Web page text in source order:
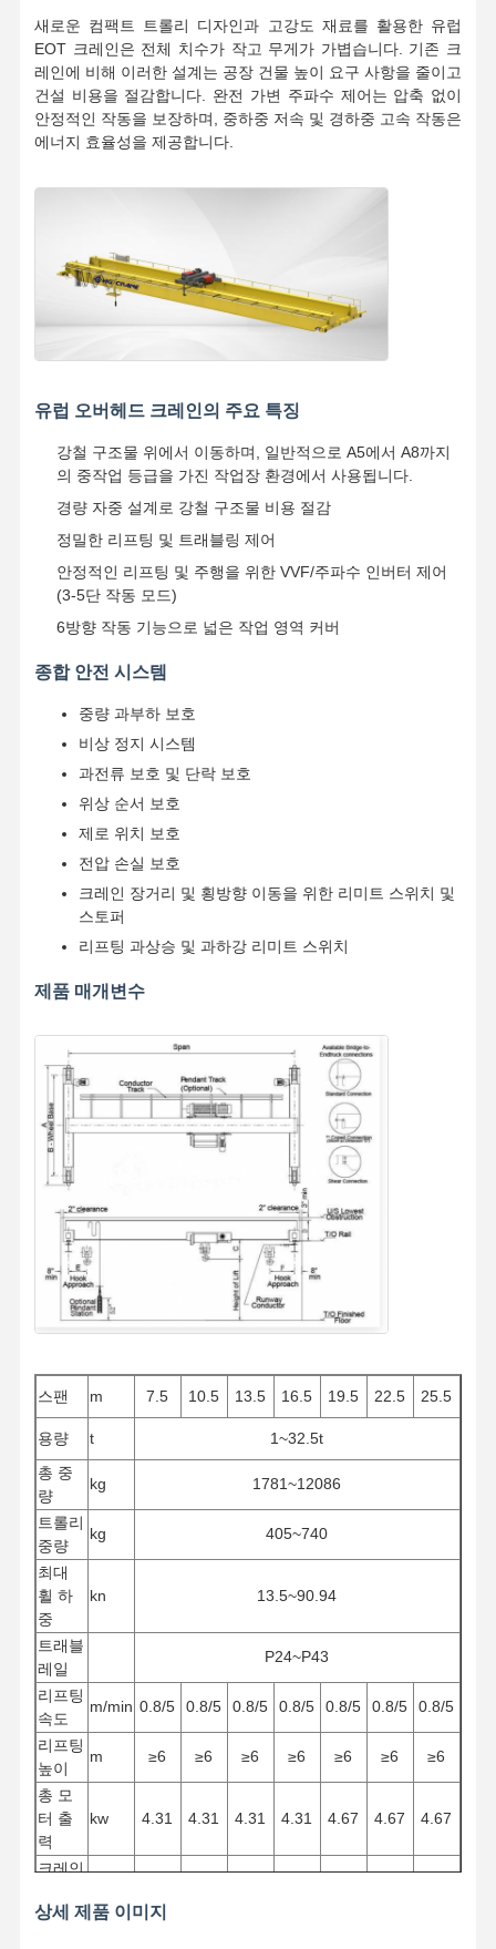
새로운 컴팩트 트롤리 디자인과 고강도 재료를 활용한 유럽
EOT 크레인은 전체 치수가 작고 무게가 가볍습니다. 기존 크
레인에 비해 이러한 설계는 공장 건물 높이 요구 사항을 줄이고
건설 비용을 절감합니다. 완전 가변 주파수 제어는 압축 없이
안정적인 작동을 보장하며, 중하중 저속 및 경하중 고속 작동은
에너지 효율성을 제공합니다.
유럽 오버헤드 크레인의 주요 특징
강철 구조물 위에서 이동하며, 일반적으로 A5에서 A8까지
의 중작업 등급을 가진 작업장 환경에서 사용됩니다.
경량 자중 설계로 강철 구조물 비용 절감
정밀한 리프팅 및 트래블링 제어
안정적인 리프팅 및 주행을 위한 VVF/주파수 인버터 제어
(3-5단 작동 모드)
6방향 작동 기능으로 넓은 작업 영역 커버
종합 안전 시스템
중량 과부하 보호
비상 정지 시스템
과전류 보호 및 단락 보호
위상 순서 보호
제로 위치 보호
전압 손실 보호
크레인 장거리 및 횡방향 이동을 위한 리미트 스위치 및
스토퍼
리프팅 과상승 및 과하강 리미트 스위치
제품 매개변수
스팬 m 7.5 10.5 13.5 16.5 19.5 22.5 25.5
용량 t
1~32.5t
총 중
량
kg 1781~12086
트롤리
중량
kg 405~740
최대
휠 하
중
kn 13.5~90.94
트래블
레일
P24~P43
리프팅
속도
m/min 0.8/5 0.8/5 0.8/5 0.8/5 0.8/5 0.8/5 0.8/5
리프팅
높이
m ≥6 ≥6 ≥6 ≥6 ≥6 ≥6 ≥6
총 모
터 출
력
kw 4.31 4.31 4.31 4.31 4.67 4.67 4.67
크레인
트롤리
상세 제품 이미지